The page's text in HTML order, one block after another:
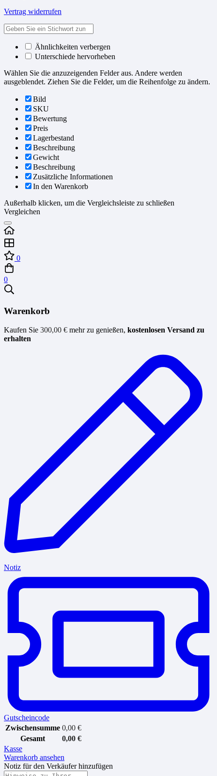
Vertrag widerrufen
Ähnlichkeiten verbergen
Unterschiede hervorheben
Wählen Sie die anzuzeigenden Felder aus. Andere werden
ausgeblendet. Ziehen Sie die Felder, um die Reihenfolge zu ändern.
Bild
SKU
Bewertung
Preis
Lagerbestand
Beschreibung
Gewicht
Beschreibung
Zusätzliche Informationen
In den Warenkorb
Außerhalb klicken, um die Vergleichsleiste zu schließen
Vergleichen
0
0
Warenkorb
Kaufen Sie 300,00 € mehr zu genießen, kostenlosen Versand zu
erhalten
Notiz
Gutscheincode
Zwischensumme 0,00 €
Gesamt
0,00 €
Kasse
Warenkorb ansehen
Notiz für den Verkäufer hinzufügen